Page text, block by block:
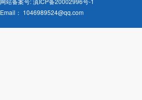
Email： 1046989524@qq.com